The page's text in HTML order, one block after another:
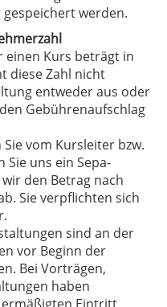
werden.
einen Kurs beträgt in
diese Zahl nicht
entweder aus oder
Gebührenaufschlag
vom Kursleiter bzw.
Sie uns ein Sepa-
den Betrag nach
Sie verpflichten sich
sind an der
vor Beginn der
Bei Vorträgen,
haben